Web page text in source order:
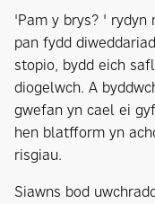
'Pam y brys? ' rydyn
pan fydd
stopio, bydd eich
diogelwch. A
gwefan yn cael ei
hen blatfform yn
risgiau.
Siawns bod